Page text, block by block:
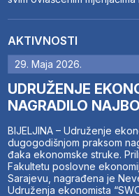
AKTIVNOSTI
29. Maja 2026.
UDRUŽENJE
NAGRADILO
BIJELJINA – Udruženje
dugogodišnjom praksom
đaka ekonomske struke.
Fakultetu poslovne
Sarajevu, nagrađena je
Udruženja ekonomista